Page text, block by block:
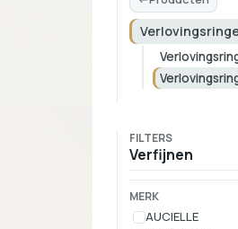
FILTERS
Verfijnen
MERK
AUCIELLE